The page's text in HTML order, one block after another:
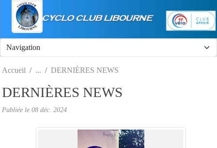
Accueil DERNIÈRES NEWS
DERNIÈRES NEWS
Publiée le 08 déc. 2024
Panneau de gestion des cookies